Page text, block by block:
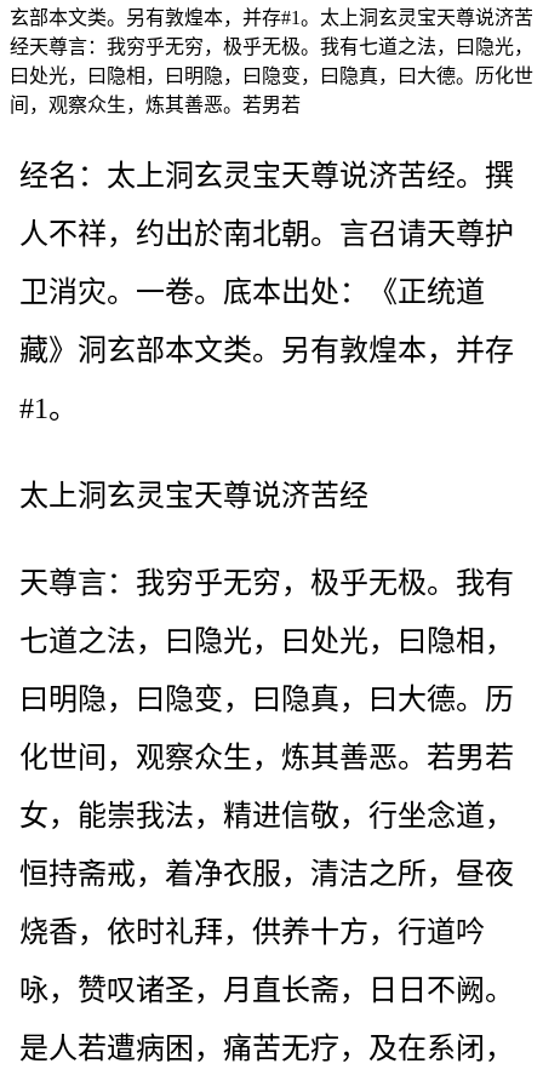
玄部本文类。另有敦煌本，并存#1。太上洞玄灵宝天尊说济苦
经天尊言：我穷乎无穷，极乎无极。我有七道之法，曰隐光，
曰处光，曰隐相，曰明隐，曰隐变，曰隐真，曰大德。历化世
间，观察众生，炼其善恶。若男若
经名：太上洞玄灵宝天尊说济苦经。撰
人不祥，约出於南北朝。言召请天尊护
卫消灾。一卷。底本出处：《正统道
藏》洞玄部本文类。另有敦煌本，并存
#1。
太上洞玄灵宝天尊说济苦经
天尊言：我穷乎无穷，极乎无极。我有
七道之法，曰隐光，曰处光，曰隐相，
曰明隐，曰隐变，曰隐真，曰大德。历
化世间，观察众生，炼其善恶。若男若
女，能崇我法，精进信敬，行坐念道，
恒持斋戒，着净衣服，清洁之所，昼夜
烧香，依时礼拜，供养十方，行道吟
咏，赞叹诸圣，月直长斋，日日不阙。
是人若遭病困，痛苦无疗，及在系闭，